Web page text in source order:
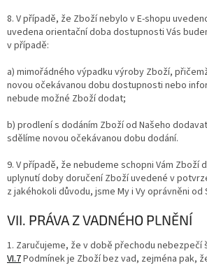
8. V případě, že Zboží nebylo v E-shopu
uvedena orientační doba dostupnosti Vás
v případě:
a) mimořádného výpadku výroby Zboží,
novou očekávanou dobu dostupnosti nebo
nebude možné Zboží dodat;
b) prodlení s dodáním Zboží od Našeho
sdělíme novou očekávanou dobu dodání.
9. V případě, že nebudeme schopni Vám Zboží
uplynutí doby doručení Zboží uvedené v
z jakéhokoli důvodu, jsme My i Vy oprávněni
VII. PRÁVA Z VADNÉHO PLNĚNÍ
1. Zaručujeme, že v době přechodu nebezpečí
VI.7Podmínek je Zboží bez vad, zejména pak,